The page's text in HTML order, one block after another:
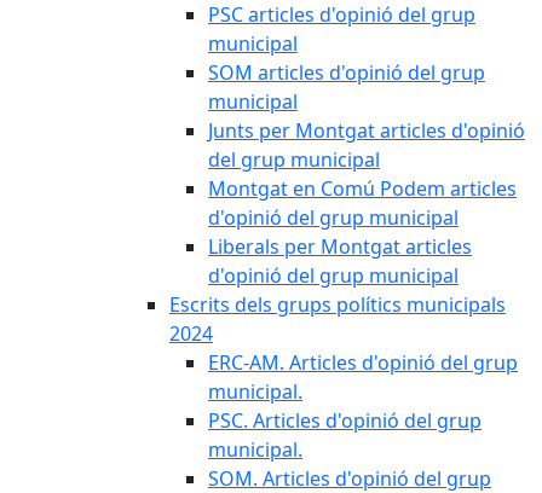
PSC articles d'opinió del grup
municipal
SOM articles d'opinió del grup
municipal
Junts per Montgat articles d'opinió
del grup municipal
Montgat en Comú Podem articles
d'opinió del grup municipal
Liberals per Montgat articles
d'opinió del grup municipal
Escrits dels grups polítics municipals
2024
ERC-AM. Articles d'opinió del grup
municipal.
PSC. Articles d'opinió del grup
municipal.
SOM. Articles d'opinió del grup